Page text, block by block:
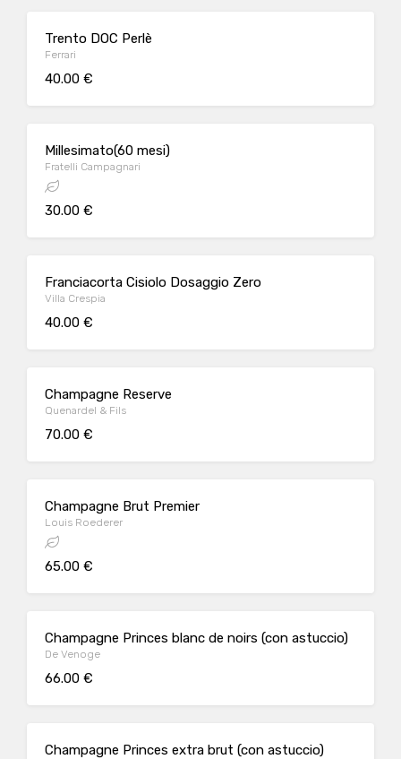
Trento DOC Perlè
Ferrari
40.00 €
Millesimato(60 mesi)
Fratelli Campagnari
30.00 €
Franciacorta Cisiolo Dosaggio Zero
Villa Crespia
40.00 €
Champagne Reserve
Quenardel & Fils
70.00 €
Champagne Brut Premier
Louis Roederer
65.00 €
Champagne Princes blanc de noirs (con astuccio)
De Venoge
66.00 €
Champagne Princes extra brut (con astuccio)